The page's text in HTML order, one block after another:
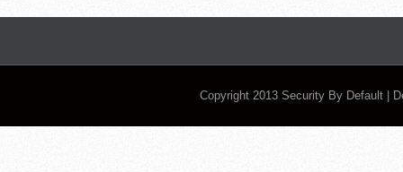
Copyright 2013 Security By Default |